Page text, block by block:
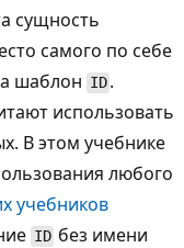
сущность
самого по себе
шаблон ID .
использовать
В этом учебнике
любого
учебников
ID без имени